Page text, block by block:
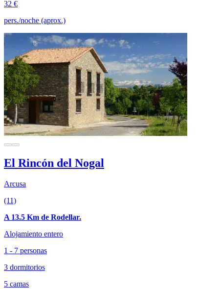
32 €
pers./noche (aprox.)
El Rincón del Nogal
Arcusa
(11)
A 13.5 Km de Rodellar.
Alojamiento entero
1 - 7 personas
3 dormitorios
5 camas